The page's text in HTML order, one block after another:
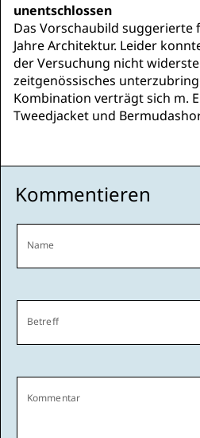
unentschlossen
Das Vorschaubild suggerierte
Jahre Architektur. Leider
der Versuchung nicht
zeitgenössisches
Kombination verträgt sich m.
Tweedjacket und
Kommentieren
Name
Betreff
Kommentar